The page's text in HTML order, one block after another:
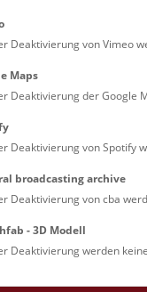
Arts and Culture
Deaktivierung von Vimeo
Maps
Deaktivierung der Google
Deaktivierung von Spotify
broadcasting archive
Deaktivierung von cba
- 3D Modell
Deaktivierung werden